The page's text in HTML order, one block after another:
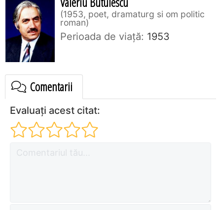
1953, poet, dramaturg si om politic
roman
Perioada de viaţă: 1953
Comentarii
Evaluați acest citat: